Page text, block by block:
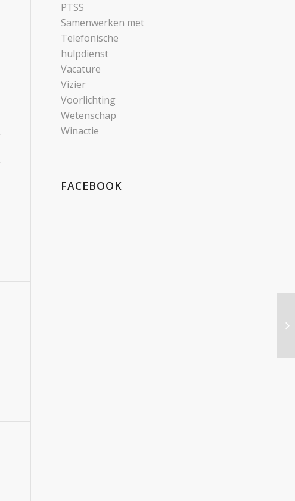
PTSS
Samenwerken met
Telefonische
hulpdienst
Vacature
Vizier
Voorlichting
Wetenschap
Winactie
FACEBOOK